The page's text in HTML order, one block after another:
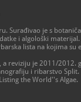
Surađivao je s
i algološki
lista na kojima su
reviziju je 2011/2012.
i ribarstvo Split.
the World''s Algae.